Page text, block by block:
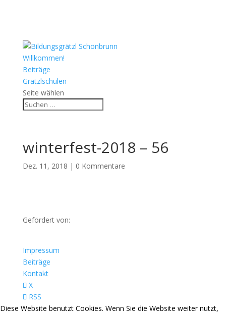
Willkommen!
Beiträge
Grätzlschulen
Seite wählen
winterfest-2018 – 56
Dez. 11, 2018 | 0 Kommentare
Gefördert von:
Impressum
Beiträge
Kontakt
X
RSS
Diese Website benutzt Cookies. Wenn Sie die Website weiter nutzt,